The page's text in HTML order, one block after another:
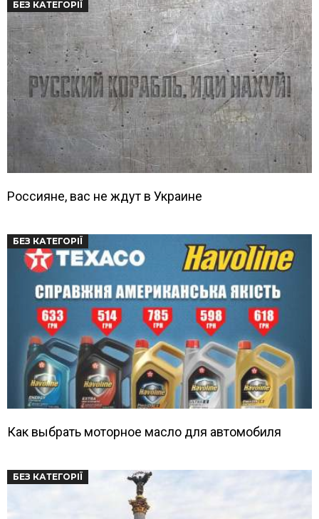
БЕЗ КАТЕГОРІЇ
Россияне, вас не ждут в Украине
БЕЗ КАТЕГОРІЇ
Как выбрать моторное масло для автомобиля
БЕЗ КАТЕГОРІЇ